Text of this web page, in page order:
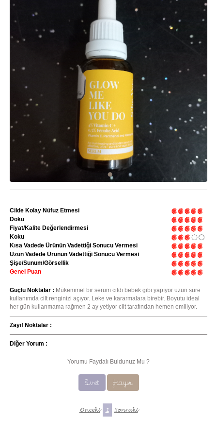
Cilde Kolay Nüfuz Etmesi
Doku
Fiyat/Kalite Değerlendirmesi
Koku
Kısa Vadede Ürünün Vadettiği Sonucu Vermesi
Uzun Vadede Ürünün Vadettiği Sonucu Vermesi
Şişe/Sunum/Görsellik
Genel Puan
Güçlü Noktalar : Mükemmel bir serum cildi bebek gibi yapıyor uzun süre
kullanımda cilt renginizi açıyor. Leke ve kararmalara birebir. Boyutu ideal
her gün kullanmama rağmen 2 ay yetiyor cilt tarafından hemen emiliyor.
Zayıf Noktalar :
Diğer Yorum :
Yorumu Faydalı Buldunuz Mu ?
Evet Hayır
Önceki 1 Sonraki